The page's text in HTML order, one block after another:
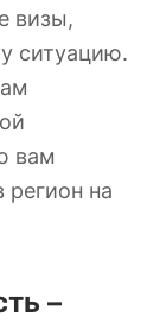
визы,
ситуацию.
вам
регион на
–